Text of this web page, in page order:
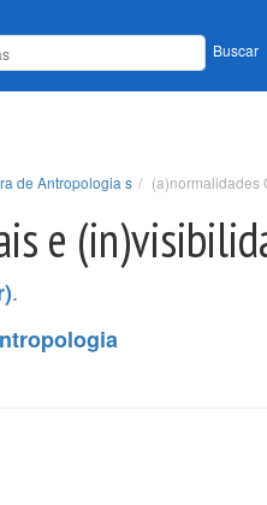
Buscar
de Antropologia s (a)normalidades
e
.